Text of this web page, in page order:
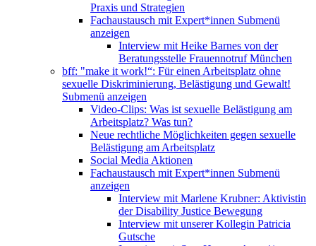
Praxis und Strategien
Fachaustausch mit Expert*innen Submenü
anzeigen
Interview mit Heike Barnes von der
Beratungsstelle Frauennotruf München
bff: "make it work!“: Für einen Arbeitsplatz ohne
sexuelle Diskriminierung, Belästigung und Gewalt!
Submenü anzeigen
Video-Clips: Was ist sexuelle Belästigung am
Arbeitsplatz? Was tun?
Neue rechtliche Möglichkeiten gegen sexuelle
Belästigung am Arbeitsplatz
Social Media Aktionen
Fachaustausch mit Expert*innen Submenü
anzeigen
Interview mit Marlene Krubner: Aktivistin
der Disability Justice Bewegung
Interview mit unserer Kollegin Patricia
Gutsche